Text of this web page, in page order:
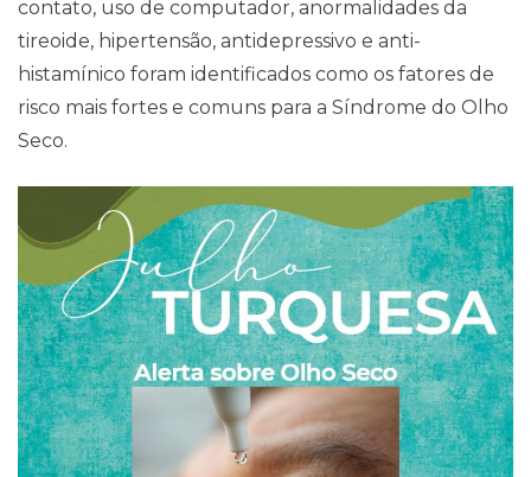
contato, uso de computador, anormalidades da
tireoide, hipertensão, antidepressivo e anti-
histamínico foram identificados como os fatores de
risco mais fortes e comuns para a Síndrome do Olho
Seco.